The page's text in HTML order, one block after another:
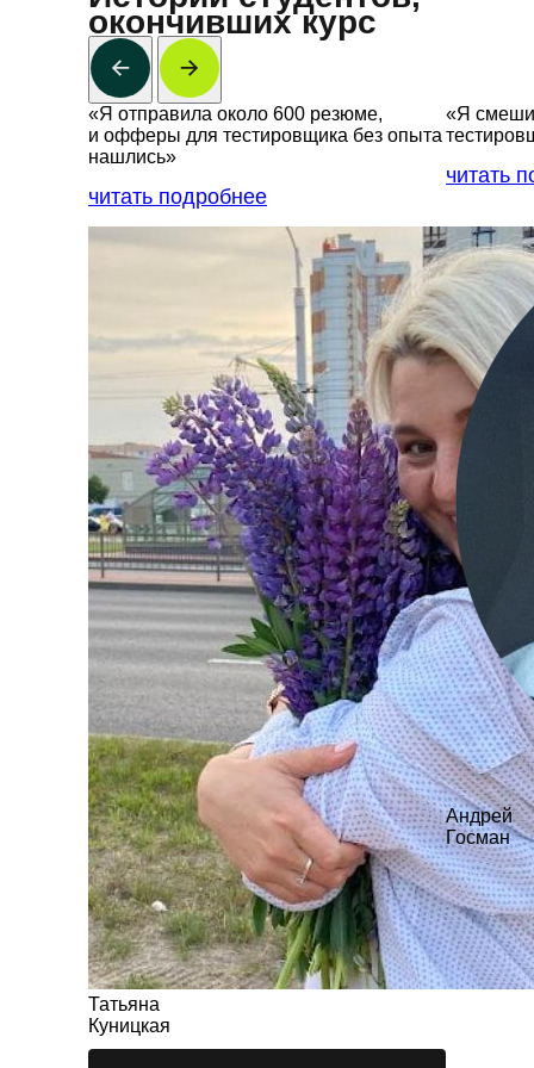
окончивших курс
«Я отправила около 600 резюме,
и офферы для тестировщика без опыта
нашлись»
читать подробнее
Татьяна
Куницкая
«Я
читать
Андрей
Госман